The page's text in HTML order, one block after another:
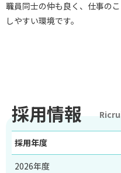
職員同士の仲も良く、仕事の
しやすい環境です。
採用情報
採用年度
2026年度